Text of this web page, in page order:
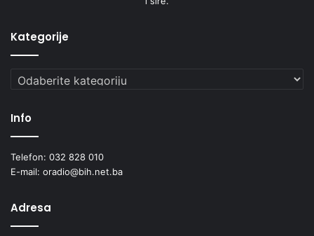
Kategorije
Kategorije
Info
Telefon: 032 828 010
E-mail: oradio@bih.net.ba
Adresa